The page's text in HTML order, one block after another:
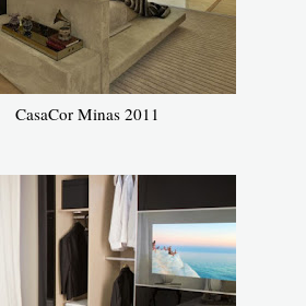
CasaCor Minas 2011